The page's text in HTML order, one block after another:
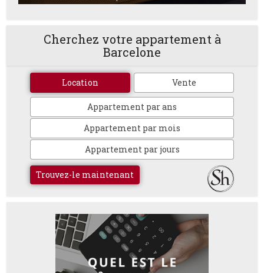
Cherchez votre appartement à
Barcelone
Location Vente
Appartement par ans
Appartement par mois
Appartement par jours
Trouvez-le maintenant